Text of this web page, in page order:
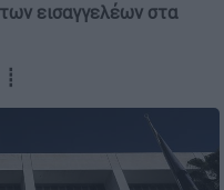
εισαγγελέων στα